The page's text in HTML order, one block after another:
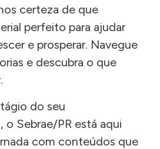
certeza de que
perfeito para ajudar
e prosperar. Navegue
e descubra o que
do seu
o Sebrae/PR está aqui
com conteúdos que